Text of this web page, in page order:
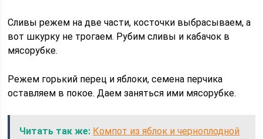
Сливы режем на две части, косточки выбрасываем, а
вот шкурку не трогаем. Рубим сливы и кабачок в
мясорубке.
Режем горький перец и яблоки, семена перчика
оставляем в покое. Даем заняться ими мясорубке.
Читать так же: Компот из яблок и черноплодной